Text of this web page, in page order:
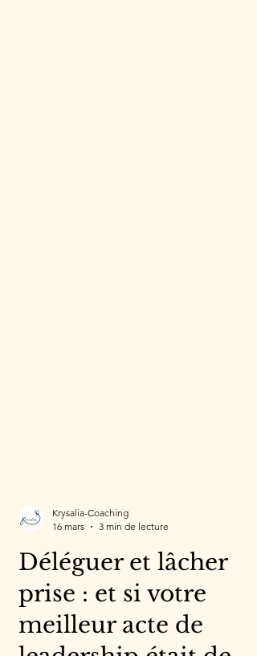
16 mars
3 min de lecture
Déléguer et lâcher
prise : et si votre